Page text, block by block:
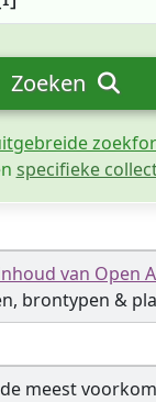
Zoeken
specifieke
van Open
brontypen &
meest